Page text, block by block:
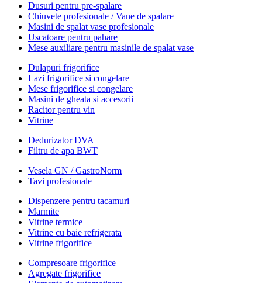
Dusuri pentru pre-spalare
Chiuvete profesionale / Vane de spalare
Masini de spalat vase profesionale
Uscatoare pentru pahare
Mese auxiliare pentru masinile de spalat vase
Dulapuri frigorifice
Lazi frigorifice si congelare
Mese frigorifice si congelare
Masini de gheata si accesorii
Racitor pentru vin
Vitrine
Dedurizator DVA
Filtru de apa BWT
Vesela GN / GastroNorm
Tavi profesionale
Dispenzere pentru tacamuri
Marmite
Vitrine termice
Vitrine cu baie refrigerata
Vitrine frigorifice
Compresoare frigorifice
Agregate frigorifice